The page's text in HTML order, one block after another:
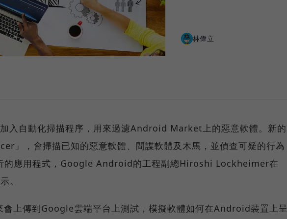
林偉立
入自動化掃描程序，用來過濾Android Market上的惡意軟體。新的
」，會掃描已知的惡意軟體、間諜軟體及木馬，並偵查可疑的行為
的應用程式，Google Android的工程副總Hiroshi Lockheimer在
。
會上傳到Google雲端平台上測試，模擬軟體如何在Android裝置上